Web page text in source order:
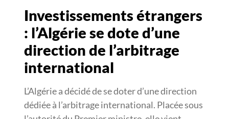
Investissements étrangers
: l’Algérie se dote d’une
direction de l’arbitrage
international
L’Algérie a décidé de se doter d’une direction
dédiée à l’arbitrage international. Placée sous